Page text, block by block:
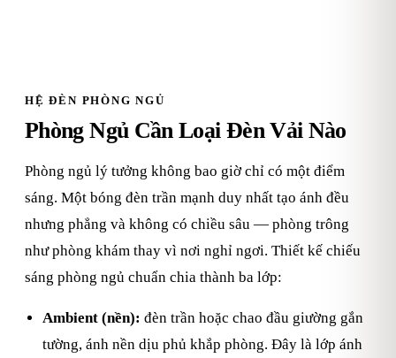
HỆ ĐÈN PHÒNG NGỦ
Phòng Ngủ Cần Loại Đèn Vải Nào
Phòng ngủ lý tưởng không bao giờ chỉ có một điểm
sáng. Một bóng đèn trần mạnh duy nhất tạo ánh đều
nhưng phẳng và không có chiều sâu — phòng trông
như phòng khám thay vì nơi nghỉ ngơi. Thiết kế chiếu
sáng phòng ngủ chuẩn chia thành ba lớp:
Ambient (nền): đèn trần hoặc chao đầu giường gắn
tường, ánh nền dịu phủ khắp phòng. Đây là lớp ánh